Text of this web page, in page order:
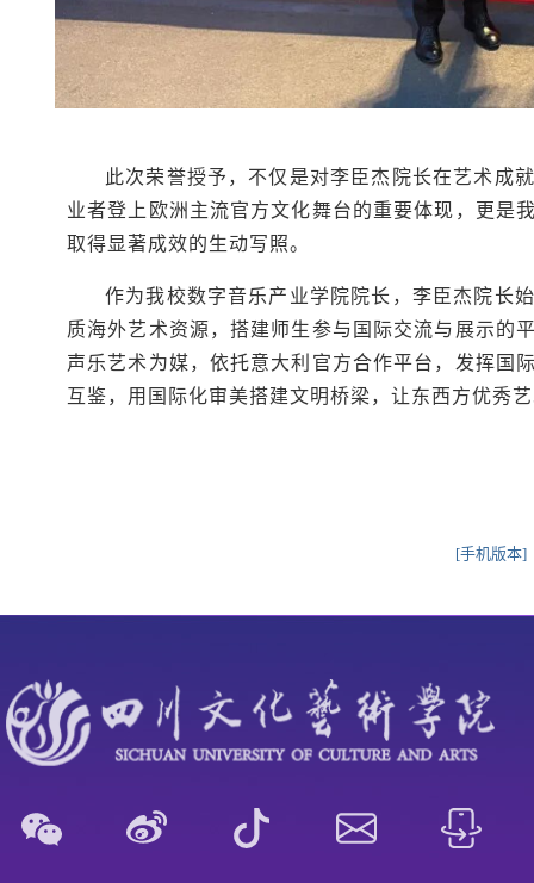
此次荣誉授予，不仅是对李臣杰院长在艺术成
业者登上欧洲主流官方文化舞台的重要体现，更是
取得显著成效的生动写照。
作为我校数字音乐产业学院院长，李臣杰院长
质海外艺术资源，搭建师生参与国际交流与展示的
声乐艺术为媒，依托意大利官方合作平台，发挥国
互鉴，用国际化审美搭建文明桥梁，让东西方优秀
[手机版本]